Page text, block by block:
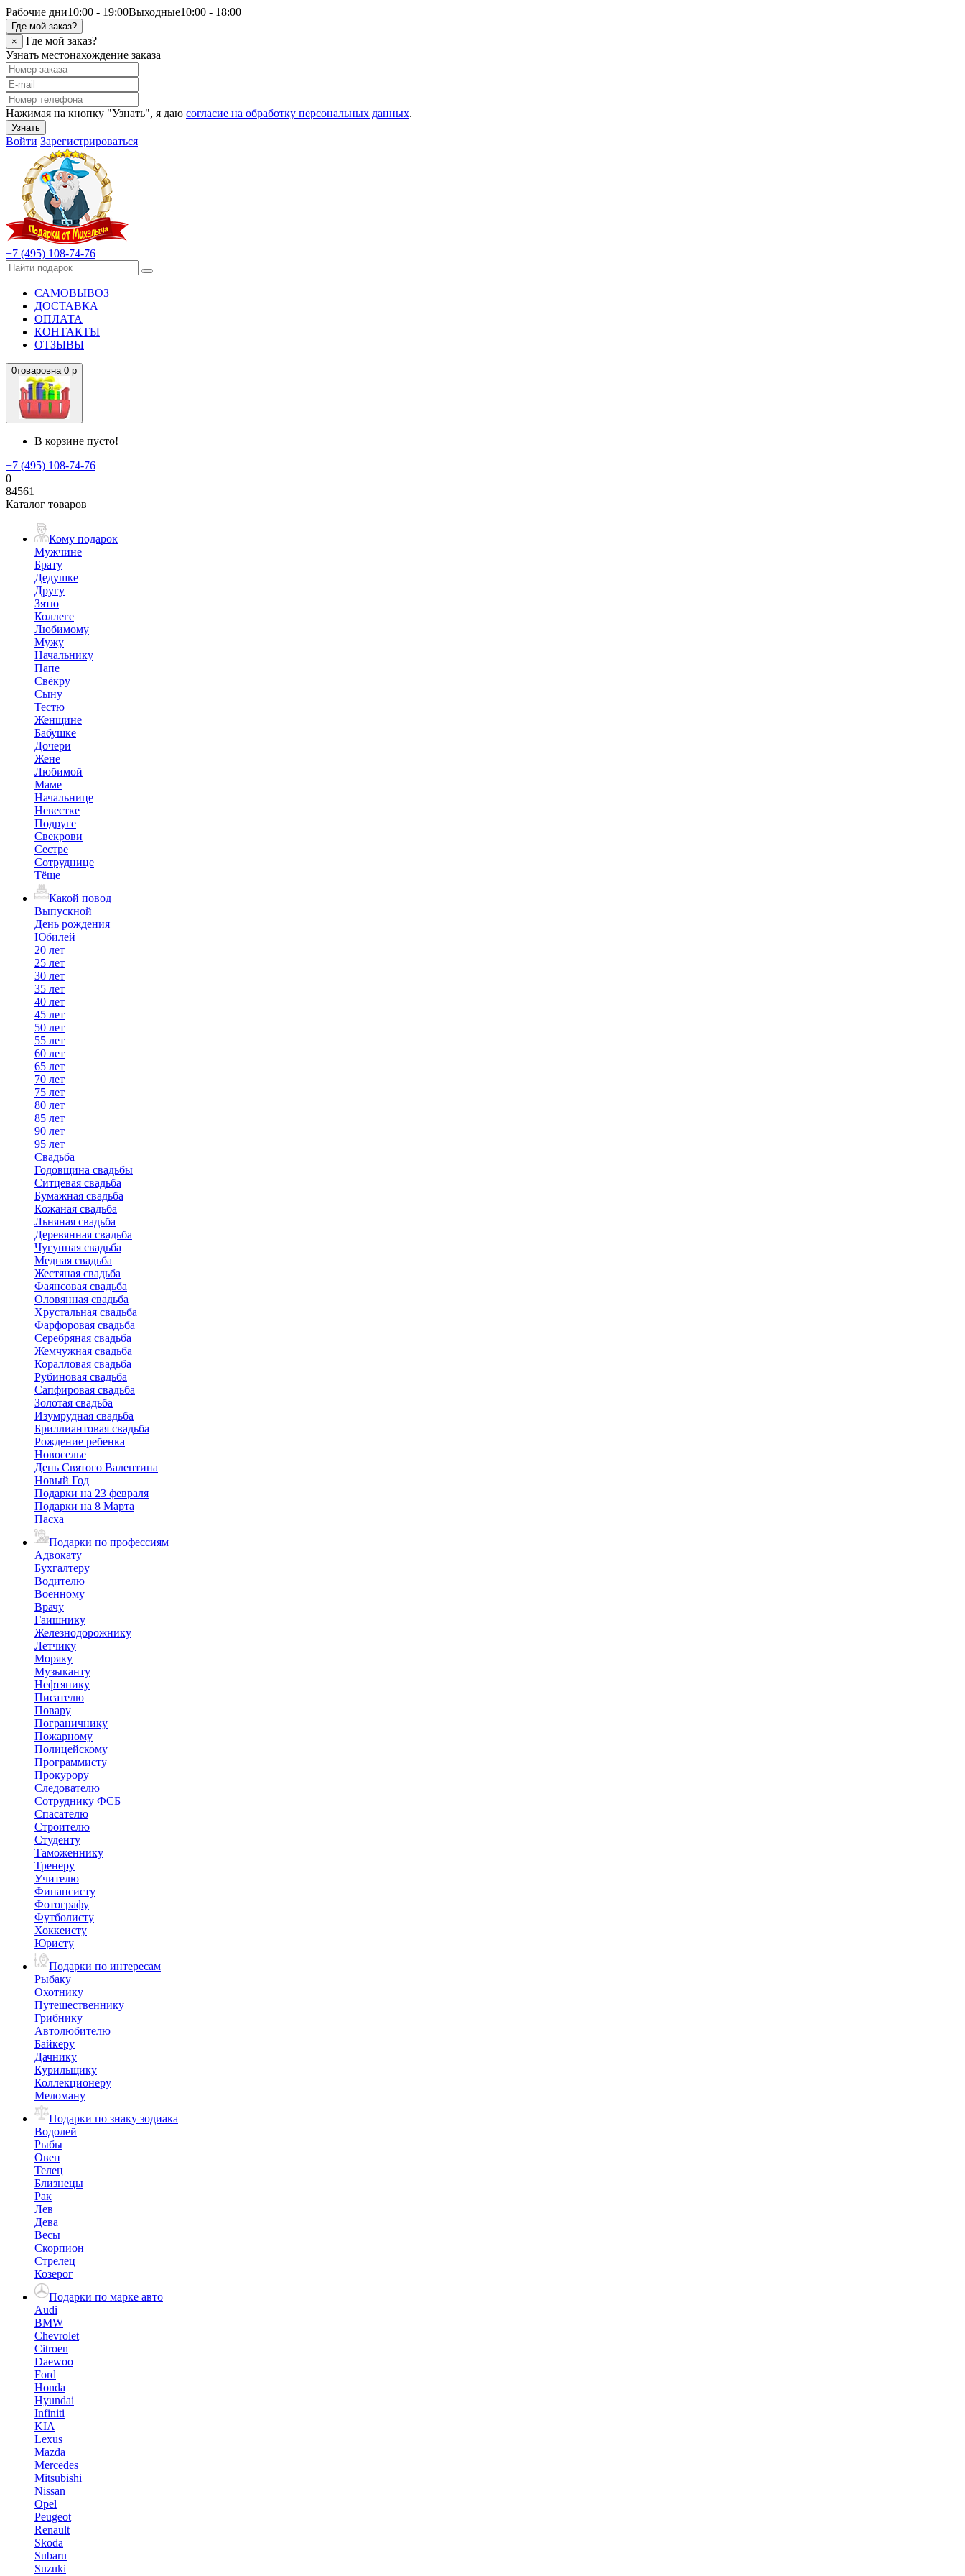
Рабочие дни10:00 - 19:00Выходные10:00 - 18:00
Где мой заказ?
×
Где мой заказ?
Узнать местонахождение заказа
Нажимая на кнопку "Узнать", я даю согласие на обработку персональных данных.
Узнать
Войти Зарегистрироваться
+7 (495) 108-74-76
САМОВЫВОЗ
ДОСТАВКА
ОПЛАТА
КОНТАКТЫ
ОТЗЫВЫ
0товаровна 0 р
В корзине пусто!
+7 (495) 108-74-76
0
84561
Каталог товаров
Кому подарок
Мужчине
Брату
Дедушке
Другу
Зятю
Коллеге
Любимому
Мужу
Начальнику
Папе
Свёкру
Сыну
Тестю
Женщине
Бабушке
Дочери
Жене
Любимой
Маме
Начальнице
Невестке
Подруге
Свекрови
Сестре
Сотруднице
Тёще
Какой повод
Выпускной
День рождения
Юбилей
20 лет
25 лет
30 лет
35 лет
40 лет
45 лет
50 лет
55 лет
60 лет
65 лет
70 лет
75 лет
80 лет
85 лет
90 лет
95 лет
Свадьба
Годовщина свадьбы
Ситцевая свадьба
Бумажная свадьба
Кожаная свадьба
Льняная свадьба
Деревянная свадьба
Чугунная свадьба
Медная свадьба
Жестяная свадьба
Фаянсовая свадьба
Оловянная свадьба
Хрустальная свадьба
Фарфоровая свадьба
Серебряная свадьба
Жемчужная свадьба
Коралловая свадьба
Рубиновая свадьба
Сапфировая свадьба
Золотая свадьба
Изумрудная свадьба
Бриллиантовая свадьба
Рождение ребенка
Новоселье
День Святого Валентина
Новый Год
Подарки на 23 февраля
Подарки на 8 Марта
Пасха
Подарки по профессиям
Адвокату
Бухгалтеру
Водителю
Военному
Врачу
Гаишнику
Железнодорожнику
Летчику
Моряку
Музыканту
Нефтянику
Писателю
Повару
Пограничнику
Пожарному
Полицейскому
Программисту
Прокурору
Следователю
Сотруднику ФСБ
Спасателю
Строителю
Студенту
Таможеннику
Тренеру
Учителю
Финансисту
Фотографу
Футболисту
Хоккеисту
Юристу
Подарки по интересам
Рыбаку
Охотнику
Путешественнику
Грибнику
Автолюбителю
Байкеру
Дачнику
Курильщику
Коллекционеру
Меломану
Подарки по знаку зодиака
Водолей
Рыбы
Овен
Телец
Близнецы
Рак
Лев
Дева
Весы
Скорпион
Стрелец
Козерог
Подарки по марке авто
Audi
BMW
Chevrolet
Citroen
Daewoo
Ford
Honda
Hyundai
Infiniti
KIA
Lexus
Mazda
Mercedes
Mitsubishi
Nissan
Opel
Peugeot
Renault
Skoda
Subaru
Suzuki